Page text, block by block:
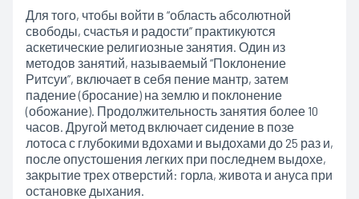
Для того, чтобы войти в “область абсолютной
свободы, счастья и радости” практикуются
аскетические религиозные занятия. Один из
методов занятий, называемый “Поклонение
Ритсуи”, включает в себя пение мантр, затем
падение (бросание) на землю и поклонение
(обожание). Продолжительность занятия более 10
часов. Другой метод включает сидение в позе
лотоса с глубокими вдохами и выдохами до 25 раз и,
после опустошения легких при последнем выдохе,
закрытие трех отверстий: горла, живота и ануса при
остановке дыхания.